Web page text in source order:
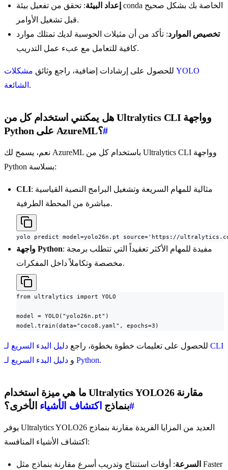
إعداد البيئة: تحقق من تفعيل بيئة conda الخاصة بك بشكل صحيح
قبل تشغيل الأوامر.
تخصيص الموارد: تأكد من أن مثيلات الحوسبة لديك تمتلك موارد
كافية للتعامل مع عبء عمل التدريب.
للحصول على إرشادات إضافية، راجع وثائق مشكلات YOLO
الشائعة .
هل يمكنني استخدام كل من Ultralytics CLI وواجهة
Python على AzureML؟#
نعم، يسمح لك AzureML باستخدام كل من Ultralytics CLI وواجهة
Python بسلاسة:
CLI: مثالية للمهام السريعة وتشغيل البرامج النصية القياسية
مباشرة من المحطة الطرفية.
yolo predict model=yolo26n.pt source='https://
واجهة Python: مفيدة للمهام الأكثر تعقيداً التي تتطلب برمجة
مخصصة وتكاملاً داخل المفكرات.
from ultralytics import YOLO
model = YOLO("yolo26n.pt")
model.train(data="coco8.yaml", epochs=3)
للحصول على تعليمات خطوة بخطوة، راجع دليل البدء السريع لـ CLI
و دليل البدء السريع لـ Python.
ما هي ميزة استخدام Ultralytics YOLO26 مقارنة
بنماذج اكتشاف الأشياء الأخرى؟ #
يوفر Ultralytics YOLO26 العديد من المزايا الفريدة مقارنة بنماذج
اكتشاف الأشياء المنافسة:
السرعة: أوقات استنتاج وتدريب أسرع مقارنة بنماذج مثل Faster